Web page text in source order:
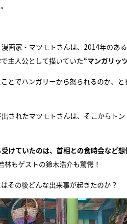
画家・マツモトさんは、2014年のあ
主人公として描いていた“マンガリッ
とでハンガリーから怒られるのか、
されたマツモトさんは、そこからト
けていたのは、首相との食時会など
もゲストの鈴木浩介も驚愕！
その後どんな出来事が起きたのか？